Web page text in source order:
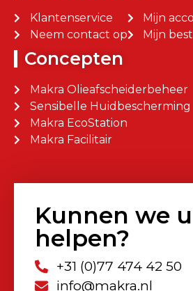
Klantenservice
Neem contact op
Mijn
Mijn
Concepten
Makra Olieafscheiderbeheer
Sensibelle Huidbescherming
Makra EcoStation
Makra Facilitair
Kunnen we u
helpen?
+31 (0)77 474 42 50
info@makra.nl